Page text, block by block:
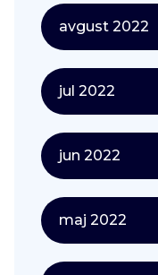
avgust 2022
jul 2022
jun 2022
maj 2022